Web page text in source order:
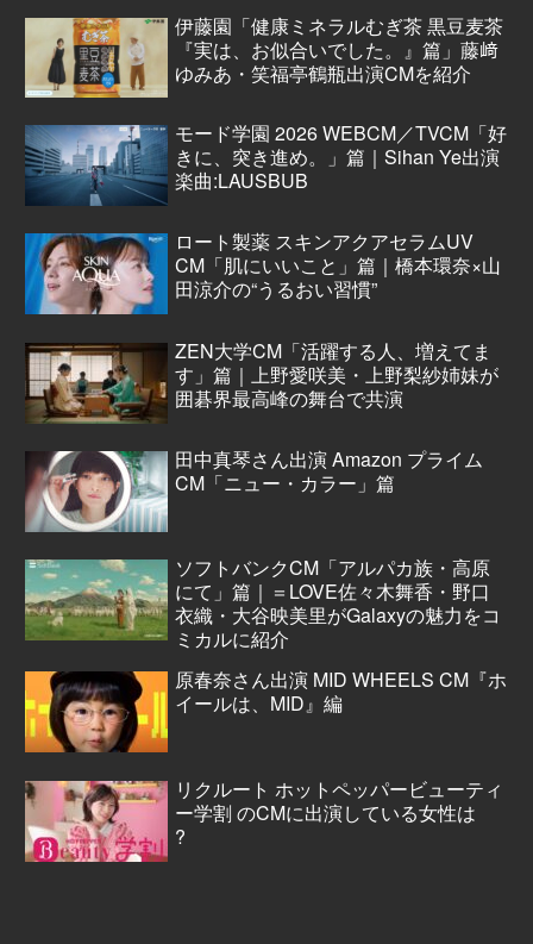
伊藤園「健康ミネラルむぎ茶 黒豆麦茶
『実は、お似合いでした。』篇」藤﨑
ゆみあ・笑福亭鶴瓶出演CMを紹介
モード学園 2026 WEBCM／TVCM「好
きに、突き進め。」篇｜Sihan Ye出演
楽曲:LAUSBUB
ロート製薬 スキンアクアセラムUV
CM「肌にいいこと」篇｜橋本環奈×山
田涼介の“うるおい習慣”
ZEN大学CM「活躍する人、増えてま
す」篇｜上野愛咲美・上野梨紗姉妹が
囲碁界最高峰の舞台で共演
田中真琴さん出演 Amazon プライム
CM「ニュー・カラー」篇
ソフトバンクCM「アルパカ族・高原
にて」篇｜＝LOVE佐々木舞香・野口
衣織・大谷映美里がGalaxyの魅力をコ
ミカルに紹介
原春奈さん出演 MID WHEELS CM『ホ
イールは、MID』編
リクルート ホットペッパービューティ
ー学割 のCMに出演している女性は
?